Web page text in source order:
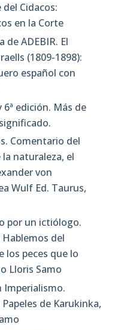
del Cidacos:
en la Corte
de ADEBIR. El
(1809-1898):
español con
edición. Más de
Comentario del
naturaleza, el
von
Wulf Ed. Taurus,
por un ictiólogo.
del
los peces que lo
Lloris Samo
Imperialismo.
de Karukinka,